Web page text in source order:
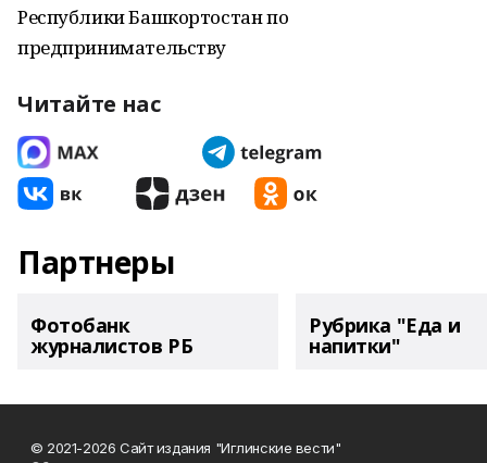
Республики Башкортостан по
предпринимательству
Читайте нас
Партнеры
Фотобанк
журналистов РБ
Рубрика "Еда и
напитки"
© 2021-2026 Сайт издания "Иглинские вести"